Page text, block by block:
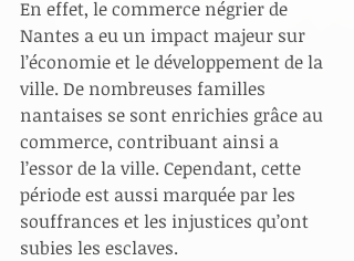
En effet, le commerce négrier de
Nantes a eu un impact majeur sur
l’économie et le développement de la
ville. De nombreuses familles
nantaises se sont enrichies grâce au
commerce, contribuant ainsi a
l’essor de la ville. Cependant, cette
période est aussi marquée par les
souffrances et les injustices qu’ont
subies les esclaves.